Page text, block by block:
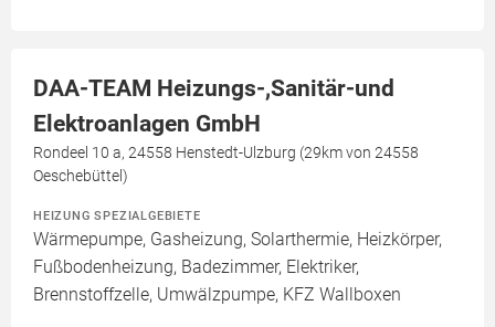
DAA-TEAM Heizungs-,Sanitär-und
Elektroanlagen GmbH
Rondeel 10 a, 24558 Henstedt-Ulzburg (29km von 24558
Oeschebüttel)
HEIZUNG SPEZIALGEBIETE
Wärmepumpe, Gasheizung, Solarthermie, Heizkörper,
Fußbodenheizung, Badezimmer, Elektriker,
Brennstoffzelle, Umwälzpumpe, KFZ Wallboxen